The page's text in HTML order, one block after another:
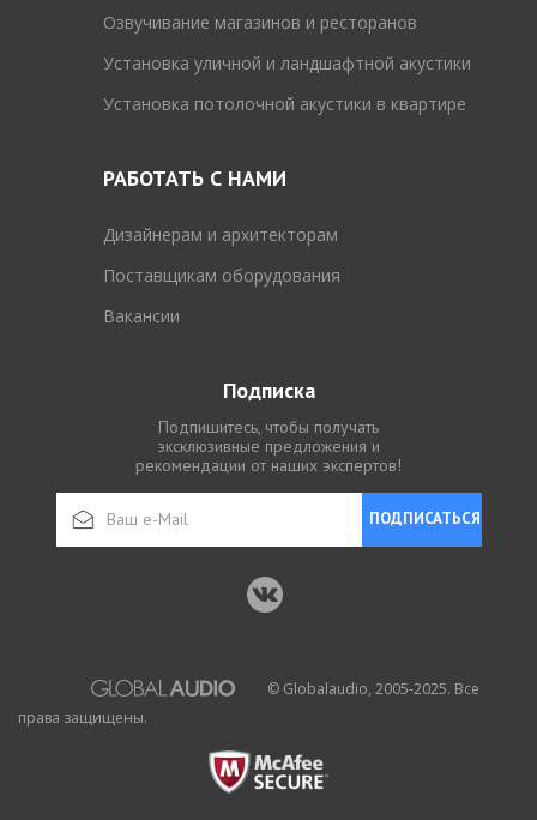
Озвучивание магазинов и ресторанов
Установка уличной и ландшафтной акустики
Установка потолочной акустики в квартире
РАБОТАТЬ С НАМИ
Дизайнерам и архитекторам
Поставщикам оборудования
Вакансии
Подписка
Подпишитесь, чтобы получать
эксклюзивные предложения и
рекомендации от наших экспертов!
ПОДПИСАТЬСЯ
© Globalaudio, 2005-2025. Все
права защищены.